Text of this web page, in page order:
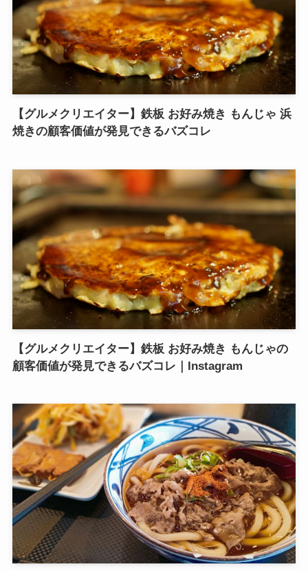
【グルメクリエイター】鉄板 お好み焼き もんじゃ 浜
焼きの顧客価値が発見できるバズコレ
【グルメクリエイター】鉄板 お好み焼き もんじゃの
顧客価値が発見できるバズコレ｜Instagram